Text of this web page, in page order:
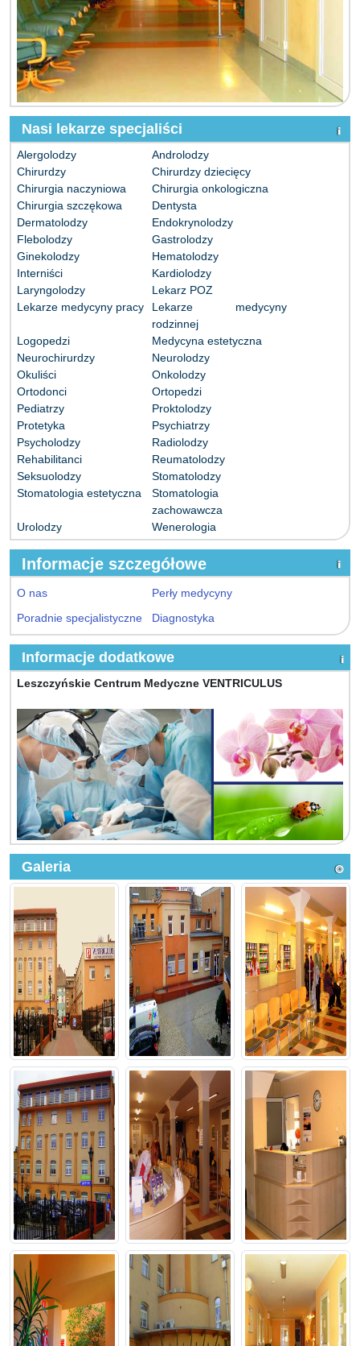
Nasi lekarze specjaliści
Alergolodzy
Androlodzy
Chirurdzy
Chirurdzy dziecięcy
Chirurgia naczyniowa
Chirurgia onkologiczna
Chirurgia szczękowa
Dentysta
Dermatolodzy
Endokrynolodzy
Flebolodzy
Gastrolodzy
Ginekolodzy
Hematolodzy
Interniści
Kardiolodzy
Laryngolodzy
Lekarz POZ
Lekarze medycyny pracy
Lekarze medycyny
rodzinnej
Logopedzi
Medycyna estetyczna
Neurochirurdzy
Neurolodzy
Okuliści
Onkolodzy
Ortodonci
Ortopedzi
Pediatrzy
Proktolodzy
Protetyka
Psychiatrzy
Psycholodzy
Radiolodzy
Rehabilitanci
Reumatolodzy
Seksuolodzy
Stomatolodzy
Stomatologia estetyczna
Stomatologia
zachowawcza
Urolodzy
Wenerologia
Informacje szczegółowe
O nas
Perły medycyny
Poradnie specjalistyczne
Diagnostyka
Informacje dodatkowe
Leszczyńskie Centrum Medyczne VENTRICULUS
Galeria